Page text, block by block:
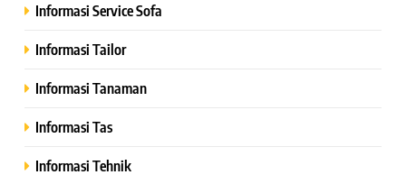
Informasi Service Sofa
Informasi Tailor
Informasi Tanaman
Informasi Tas
Informasi Tehnik